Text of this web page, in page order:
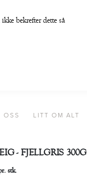
bekrefter dette så
OSS LITT OM ALT
- FJELLGRIS 300G
stk.